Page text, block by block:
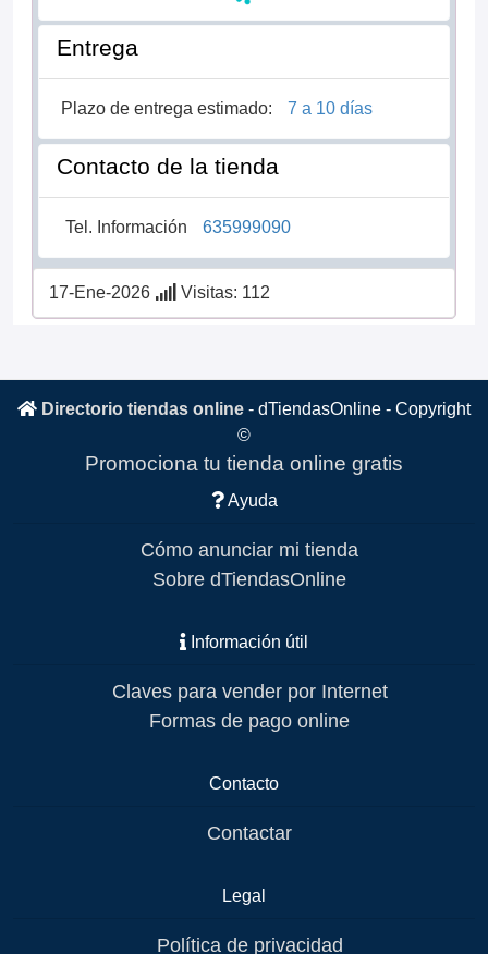
Entrega
Plazo de entrega estimado: 7 a 10 días
Contacto de la tienda
Tel. Información 635999090
17-Ene-2026 Visitas: 112
Directorio tiendas online - dTiendasOnline - Copyright
©
Promociona tu tienda online gratis
Ayuda
Cómo anunciar mi tienda
Sobre dTiendasOnline
Información útil
Claves para vender por Internet
Formas de pago online
Contacto
Contactar
Legal
Política de privacidad